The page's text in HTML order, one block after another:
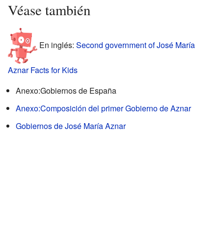
Véase también
En inglés: Second government of José María
Aznar Facts for Kids
Anexo:Gobiernos de España
Anexo:Composición del primer Gobierno de Aznar
Gobiernos de José María Aznar